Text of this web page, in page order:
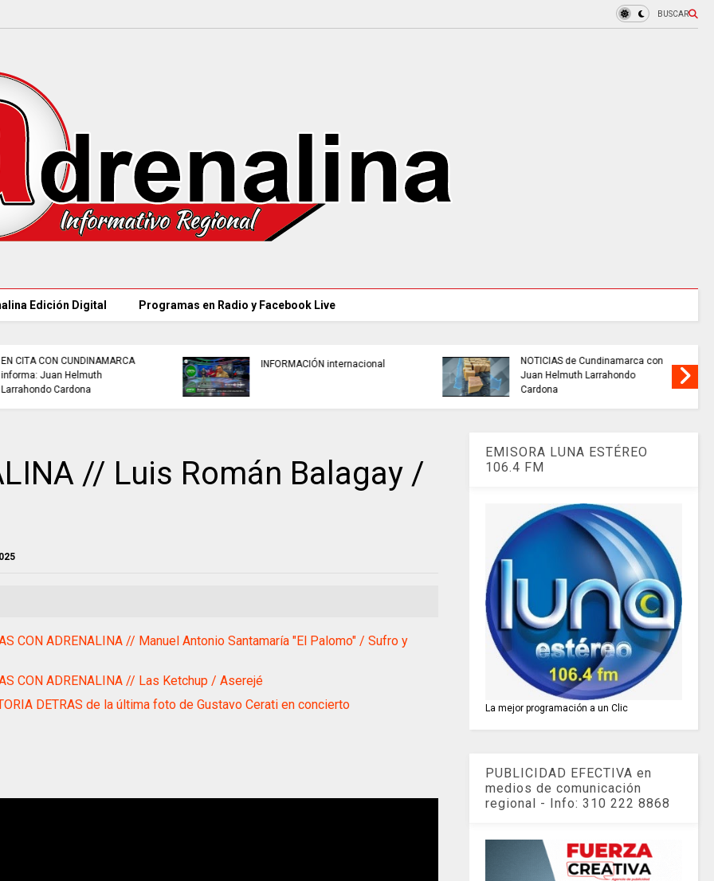
BUSCAR
Edición Digital Programas en Radio y Facebook Live
INFORMACIÓN internacional
buscan mejorar la calidad del
TRABAJO....................si hay //
jueves 6 de agosto de 2026
// Luis Román Balagay /
CON ADRENALINA // Manuel Antonio Santamaría "El Palomo" / Sufro y
CON ADRENALINA // Las Ketchup / Aserejé
DETRAS de la última foto de Gustavo Cerati en concierto
EMISORA LUNA ESTÉREO
106.4 FM
La mejor programación a un Clic
PUBLICIDAD EFECTIVA en
medios de comunicación
regional - Info: 310 222 8868